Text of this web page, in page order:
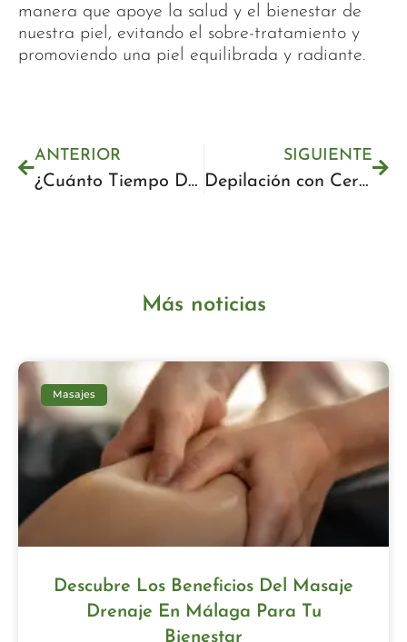
manera que apoye la salud y el bienestar de
nuestra piel, evitando el sobre-tratamiento y
promoviendo una piel equilibrada y radiante.
ANTERIOR
¿Cuánto Tiempo Dura la Depilación con Cera en las Piernas? – Guía Completa
SIGUIENTE
Depilación con Cera en Málaga: Encuentra el Mejor Servicio para Ti
Más noticias
Masajes
Descubre Los Beneficios Del Masaje
Drenaje En Málaga Para Tu
Bienestar